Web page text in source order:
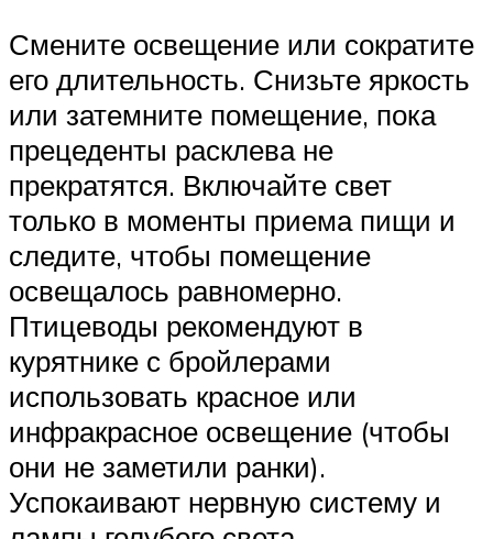
Смените освещение или сократите
его длительность. Снизьте яркость
или затемните помещение, пока
прецеденты расклева не
прекратятся. Включайте свет
только в моменты приема пищи и
следите, чтобы помещение
освещалось равномерно.
Птицеводы рекомендуют в
курятнике с бройлерами
использовать красное или
инфракрасное освещение (чтобы
они не заметили ранки).
Успокаивают нервную систему и